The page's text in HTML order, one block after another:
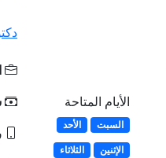
الأيام المتاحة
السبت
الأحد
الإثنين
الثلاثاء